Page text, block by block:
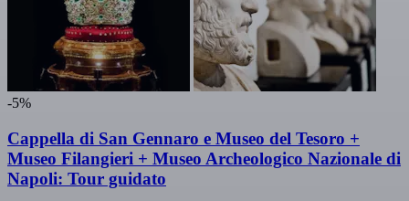
-5%
Cappella di San Gennaro e Museo del Tesoro +
Museo Filangieri + Museo Archeologico Nazionale di
Napoli: Tour guidato